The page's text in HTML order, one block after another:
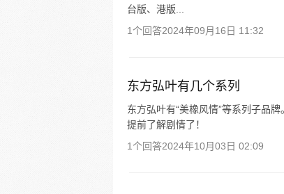
台版、港版...
1个回答2024年09月16日 11:32
东方弘叶有几个系列
东方弘叶有“美橡风情”等系列子品
提前了解剧情了！
1个回答2024年10月03日 02:09